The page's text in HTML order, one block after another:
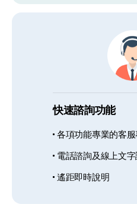
快速諮詢功能
各項功能專業的客服
電話諮詢及線上文
遙距即時說明